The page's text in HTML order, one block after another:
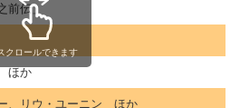
前伝」
ほか
、リウ・ユーニン ほか
クロールできます